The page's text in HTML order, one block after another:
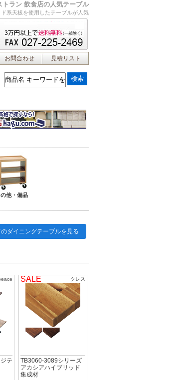
トラン 飲食店の人気テーブル
系天板を使用したテーブルが人気
お問合わせ 見積リスト
の他・備品
ダイニングテーブルを見る
テ
SALE クレス
TB3060-3089シリーズ
アカシアハイブリッド
集成材